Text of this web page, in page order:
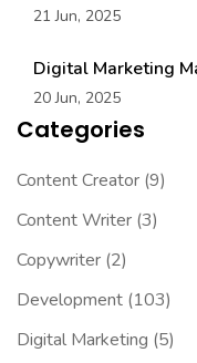
21 Jun, 2025
Digital Marketing
20 Jun, 2025
Categories
Content Creator (9)
Content Writer (3)
Copywriter (2)
Development (103)
Digital Marketing (5)